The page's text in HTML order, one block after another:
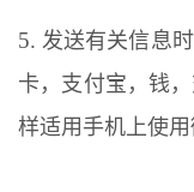
5. 发送有关信息
卡，支付宝，钱
样适用手机上使用